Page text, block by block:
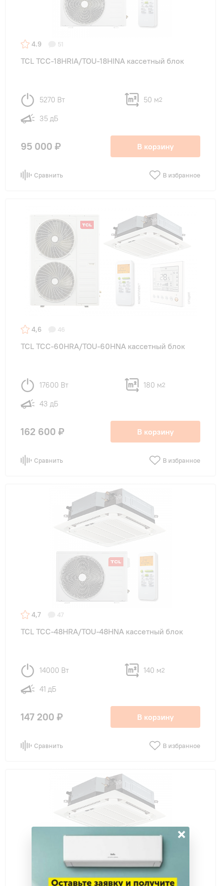
4.9 51
TCL TCC-18HRIA/TOU-18HINA кассетный блок
5270 Вт 50 м2
35 дБ
95 000 ₽ В корзину
Сравнить В избранное
4,6 46
TCL TCC-60HRA/TOU-60HNA кассетный блок
17600 Вт 180 м2
43 дБ
162 600 ₽ В корзину
Сравнить В избранное
4,7 47
TCL TCC-48HRA/TOU-48HNA кассетный блок
14000 Вт 140 м2
41 дБ
147 200 ₽ В корзину
Сравнить В избранное
×